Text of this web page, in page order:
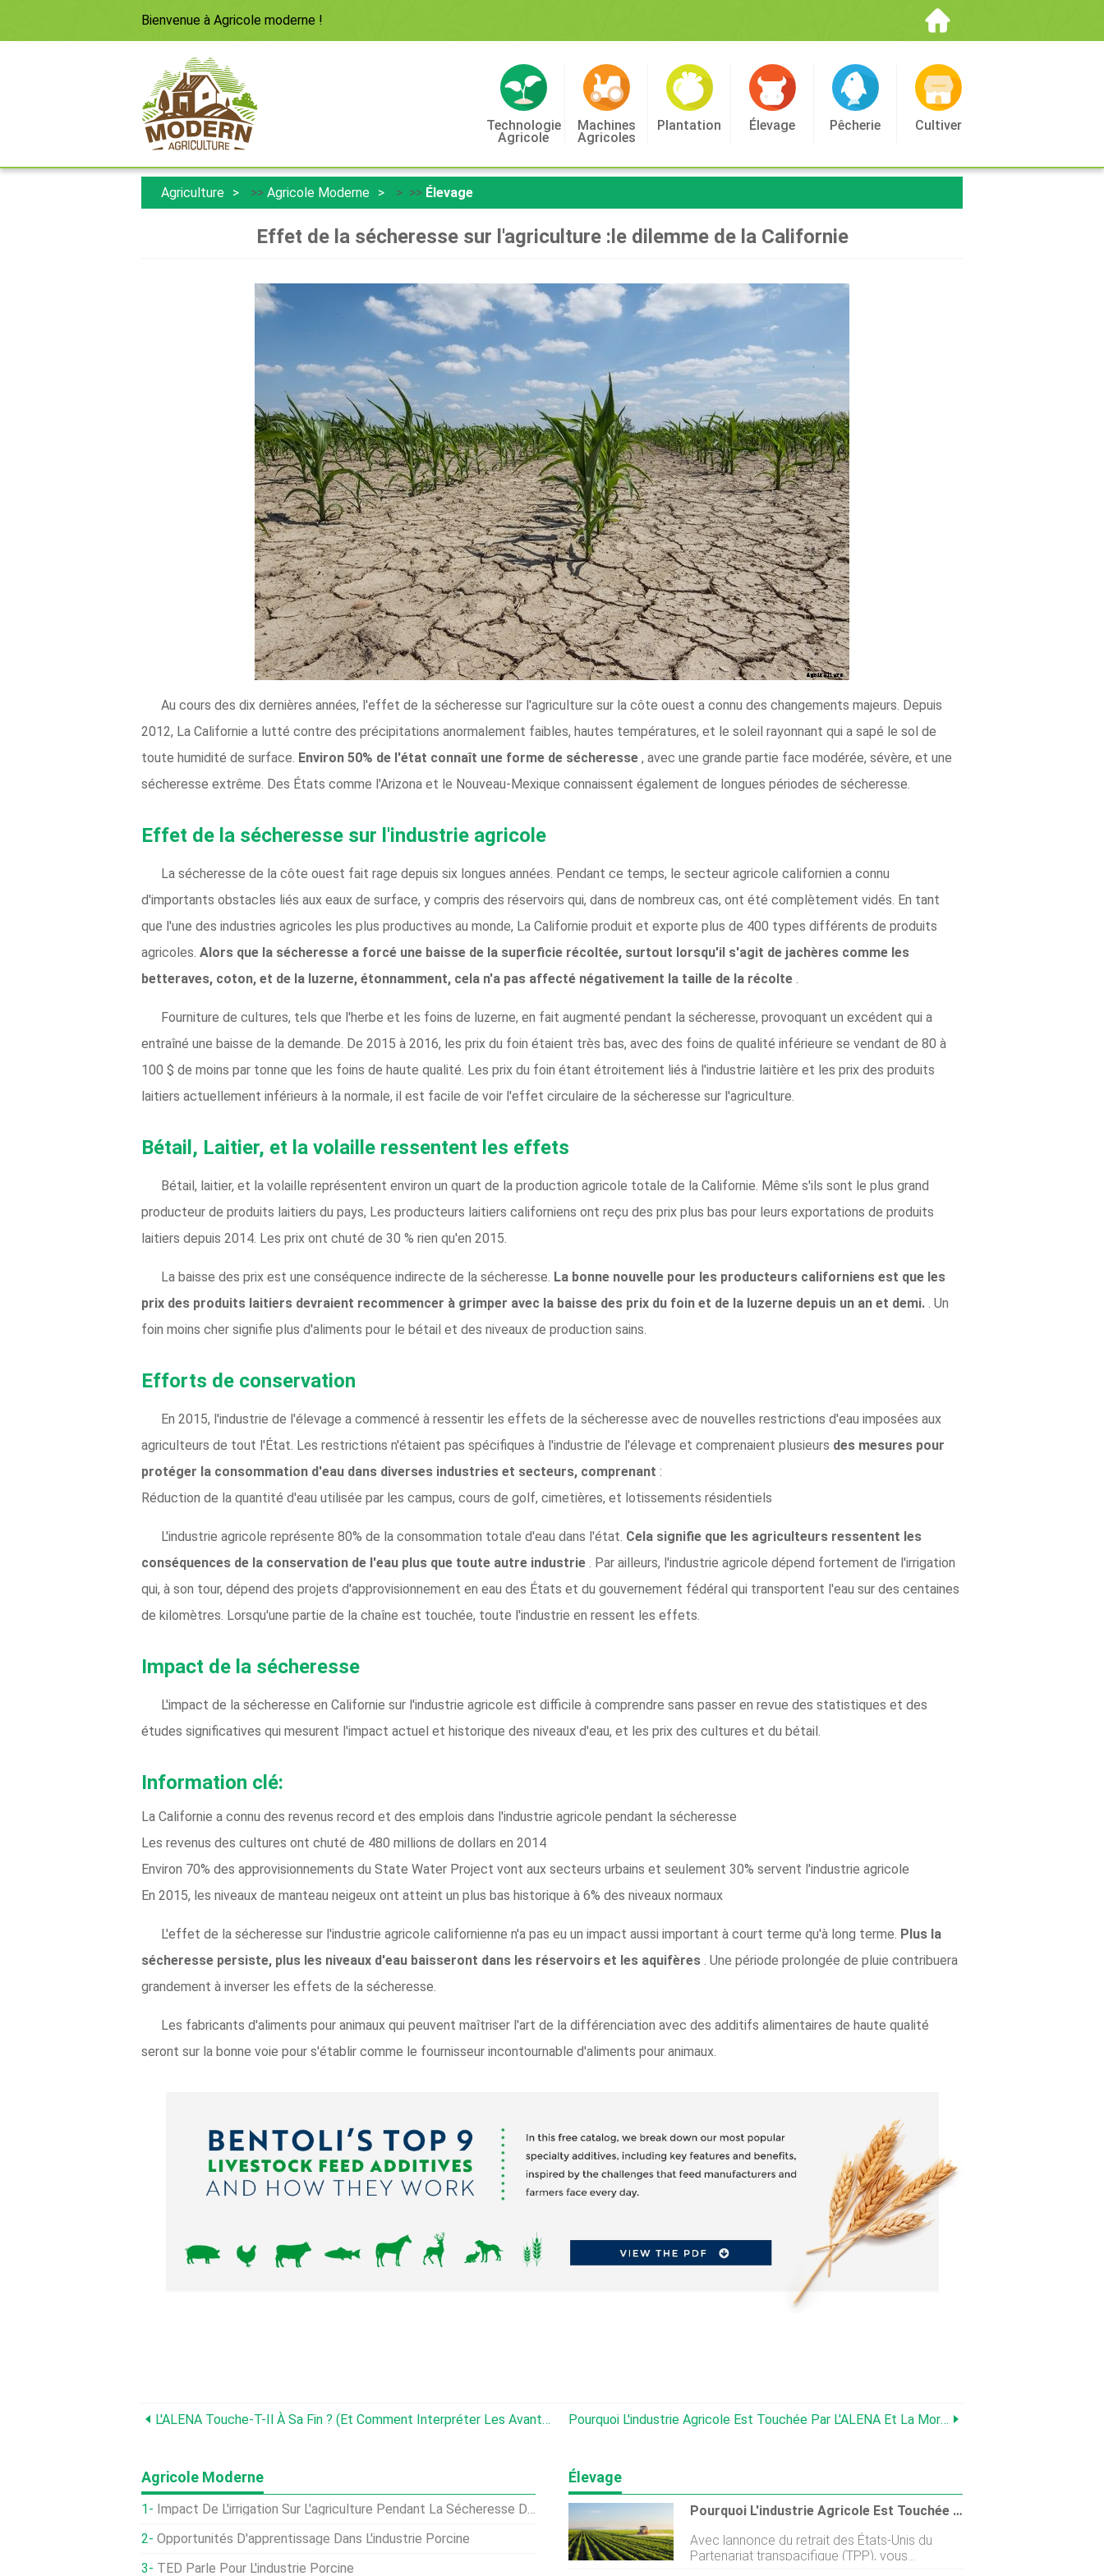
Bienvenue à Agricole moderne !
Technologie
Agricole
Machines
Agricoles
Plantation Élevage Pêcherie Cultiver
Agriculture >> Agricole Moderne > >> Élevage
Effet de la sécheresse sur l'agriculture :le dilemme de la Californie
Au cours des dix dernières années, l'effet de la sécheresse sur l'agriculture sur la côte ouest a connu des changements majeurs. Depuis
2012, La Californie a lutté contre des précipitations anormalement faibles, hautes températures, et le soleil rayonnant qui a sapé le sol de
toute humidité de surface. Environ 50% de l'état connaît une forme de sécheresse , avec une grande partie face modérée, sévère, et une
sécheresse extrême. Des États comme l'Arizona et le Nouveau-Mexique connaissent également de longues périodes de sécheresse.
Effet de la sécheresse sur l'industrie agricole
La sécheresse de la côte ouest fait rage depuis six longues années. Pendant ce temps, le secteur agricole californien a connu
d'importants obstacles liés aux eaux de surface, y compris des réservoirs qui, dans de nombreux cas, ont été complètement vidés. En tant
que l'une des industries agricoles les plus productives au monde, La Californie produit et exporte plus de 400 types différents de produits
agricoles. Alors que la sécheresse a forcé une baisse de la superficie récoltée, surtout lorsqu'il s'agit de jachères comme les
betteraves, coton, et de la luzerne, étonnamment, cela n'a pas affecté négativement la taille de la récolte .
Fourniture de cultures, tels que l'herbe et les foins de luzerne, en fait augmenté pendant la sécheresse, provoquant un excédent qui a
entraîné une baisse de la demande. De 2015 à 2016, les prix du foin étaient très bas, avec des foins de qualité inférieure se vendant de 80 à
100 $ de moins par tonne que les foins de haute qualité. Les prix du foin étant étroitement liés à l'industrie laitière et les prix des produits
laitiers actuellement inférieurs à la normale, il est facile de voir l'effet circulaire de la sécheresse sur l'agriculture.
Bétail, Laitier, et la volaille ressentent les effets
Bétail, laitier, et la volaille représentent environ un quart de la production agricole totale de la Californie. Même s'ils sont le plus grand
producteur de produits laitiers du pays, Les producteurs laitiers californiens ont reçu des prix plus bas pour leurs exportations de produits
laitiers depuis 2014. Les prix ont chuté de 30 % rien qu'en 2015.
La baisse des prix est une conséquence indirecte de la sécheresse. La bonne nouvelle pour les producteurs californiens est que les
prix des produits laitiers devraient recommencer à grimper avec la baisse des prix du foin et de la luzerne depuis un an et demi. . Un
foin moins cher signifie plus d'aliments pour le bétail et des niveaux de production sains.
Efforts de conservation
En 2015, l'industrie de l'élevage a commencé à ressentir les effets de la sécheresse avec de nouvelles restrictions d'eau imposées aux
agriculteurs de tout l'État. Les restrictions n'étaient pas spécifiques à l'industrie de l'élevage et comprenaient plusieurs des mesures pour
protéger la consommation d'eau dans diverses industries et secteurs, comprenant :
Réduction de la quantité d'eau utilisée par les campus, cours de golf, cimetières, et lotissements résidentiels
L'industrie agricole représente 80% de la consommation totale d'eau dans l'état. Cela signifie que les agriculteurs ressentent les
conséquences de la conservation de l'eau plus que toute autre industrie . Par ailleurs, l'industrie agricole dépend fortement de l'irrigation
qui, à son tour, dépend des projets d'approvisionnement en eau des États et du gouvernement fédéral qui transportent l'eau sur des centaines
de kilomètres. Lorsqu'une partie de la chaîne est touchée, toute l'industrie en ressent les effets.
Impact de la sécheresse
L'impact de la sécheresse en Californie sur l'industrie agricole est difficile à comprendre sans passer en revue des statistiques et des
études significatives qui mesurent l'impact actuel et historique des niveaux d'eau, et les prix des cultures et du bétail.
Information clé:
La Californie a connu des revenus record et des emplois dans l'industrie agricole pendant la sécheresse
Les revenus des cultures ont chuté de 480 millions de dollars en 2014
Environ 70% des approvisionnements du State Water Project vont aux secteurs urbains et seulement 30% servent l'industrie agricole
En 2015, les niveaux de manteau neigeux ont atteint un plus bas historique à 6% des niveaux normaux
L'effet de la sécheresse sur l'industrie agricole californienne n'a pas eu un impact aussi important à court terme qu'à long terme. Plus la
sécheresse persiste, plus les niveaux d'eau baisseront dans les réservoirs et les aquifères . Une période prolongée de pluie contribuera
grandement à inverser les effets de la sécheresse.
Les fabricants d'aliments pour animaux qui peuvent maîtriser l'art de la différenciation avec des additifs alimentaires de haute qualité
seront sur la bonne voie pour s'établir comme le fournisseur incontournable d'aliments pour animaux.
L'ALENA Touche-T-Il À Sa Fin ? (Et Comment Interpréter Les Avantages Et Les Inconvénients De L'ALENA) Pourquoi L'industrie Agricole Est Touchée Par L'ALENA Et La Mort Du PTP
Agricole Moderne
Impact De L'irrigation Sur L'agriculture Pendant La Sécheresse De 2012
Opportunités D'apprentissage Dans L'industrie Porcine
TED Parle Pour L'industrie Porcine
Élevage
Pourquoi L'industrie Agricole Est Touchée Par L'ALENA Et La Mort Du PTP
Avec lannonce du retrait des États-Unis du
Partenariat transpacifique (TPP), vous
demandez peut-être ; Quel impact cela aura-t-il